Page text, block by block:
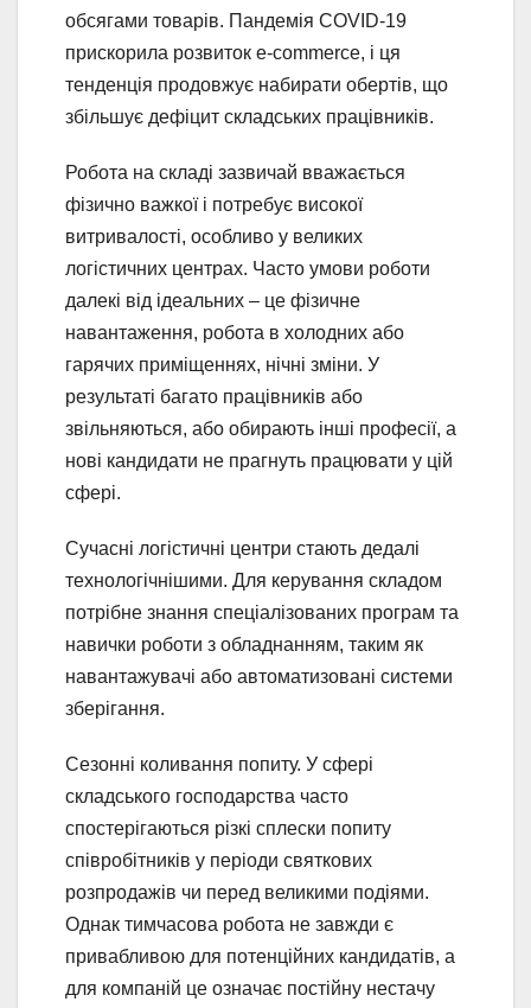
обсягами товарів. Пандемія COVID-19
прискорила розвиток e-commerce, і ця
тенденція продовжує набирати обертів, що
збільшує дефіцит складських працівників.
Робота на складі зазвичай вважається
фізично важкої і потребує високої
витривалості, особливо у великих
логістичних центрах. Часто умови роботи
далекі від ідеальних – це фізичне
навантаження, робота в холодних або
гарячих приміщеннях, нічні зміни. У
результаті багато працівників або
звільняються, або обирають інші професії, а
нові кандидати не прагнуть працювати у цій
сфері.
Сучасні логістичні центри стають дедалі
технологічнішими. Для керування складом
потрібне знання спеціалізованих програм та
навички роботи з обладнанням, таким як
навантажувачі або автоматизовані системи
зберігання.
Сезонні коливання попиту. У сфері
складського господарства часто
спостерігаються різкі сплески попиту
співробітників у періоди святкових
розпродажів чи перед великими подіями.
Однак тимчасова робота не завжди є
привабливою для потенційних кандидатів, а
для компаній це означає постійну нестачу